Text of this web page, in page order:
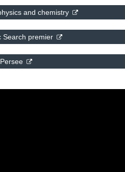
and chemistry
Search premier
Persee